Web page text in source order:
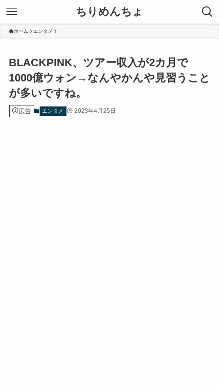
ちりめんちょ
ホーム エンタメ
BLACKPINK、ツアー収入が2カ月で
1000億ウォン→なんやかんや見習うこと
が多いですね。
広告 エンタメ 2023年4月25日